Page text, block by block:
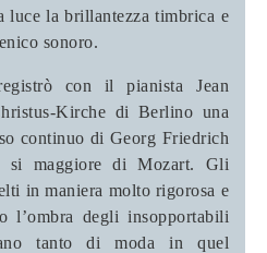
luce la brillantezza timbrica e
sonoro.
con il pianista Jean
Kirche di Berlino una
continuo di Georg Friedrich
si maggiore di Mozart. Gli
in maniera molto rigorosa e
l’ombra degli insopportabili
tanto di moda in quel